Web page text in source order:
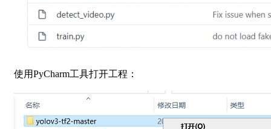
使用PyCharm工具打开工程：